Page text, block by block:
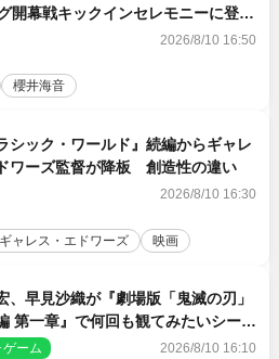
開幕戦キックインセレモニーに登場
声到着
2026/8/10 16:50
櫻井海音
シック・ワールド』続編からギャレ
ワーズ監督が降板 創造性の違い
2026/8/10 16:30
ギャレス・エドワーズ 映画
、早見沙織が『劇場版「鬼滅の刃」
第一章』で何回も観てみたいシーン
ベントレポート到着
ゲーム 2026/8/10 16:10